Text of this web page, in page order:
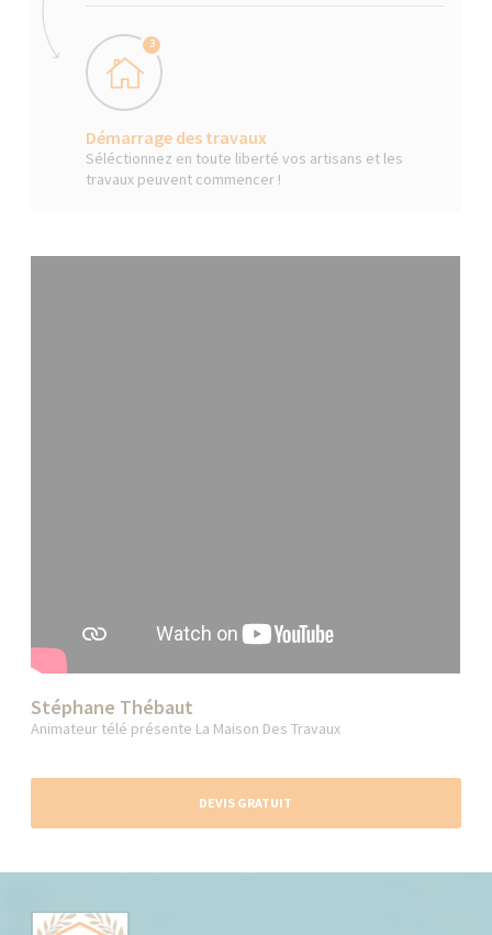
3
Démarrage des travaux
Séléctionnez en toute liberté vos artisans et les
travaux peuvent commencer !
Stéphane Thébaut
Animateur télé présente La Maison Des Travaux
DEVIS GRATUIT